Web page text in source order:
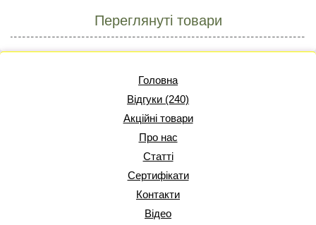
Переглянуті товари
Головна
Відгуки (240)
Акційні товари
Про нас
Статті
Сертифікати
Контакти
Відео